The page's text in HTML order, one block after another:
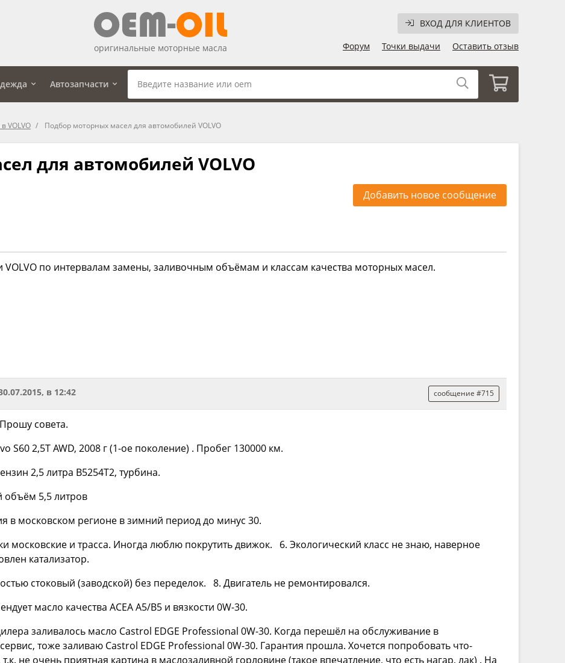
ВХОД ДЛЯ КЛИЕНТОВ
Форум
Точки выдачи Оставить отзыв
оригинальные моторные масла
Автозапчасти
VOLVO Подбор моторных масел для автомобилей VOLVO
для автомобилей VOLVO
Добавить новое сообщение
VOLVO по интервалам замены, заливочным объёмам и классам качества моторных масел.
в 12:42 сообщение #715
совета.
S60 2,5Т AWD, 2008 г (1-ое поколение) . Пробег 130000 км.
2,5 литра B5254T2, турбина.
объём 5,5 литров
в московском регионе в зимний период до минус 30.
московские и трасса. Иногда люблю покрутить движок. 6. Экологический класс не знаю, наверное
катализатор.
стоковый (заводской) без переделок. 8. Двигатель не ремонтировался.
масло качества ACEA A5/B5 и вязкости 0W-30.
заливалось масло Castrol EDGE Professional 0W-30. Когда перешёл на обслуживание в
тоже заливаю Castrol EDGE Professional 0W-30. Гарантия прошла. Хочется попробовать что-
не очень приятная картина в маслозаливной горловине (такое впечатление, что есть нагар, лак) . На